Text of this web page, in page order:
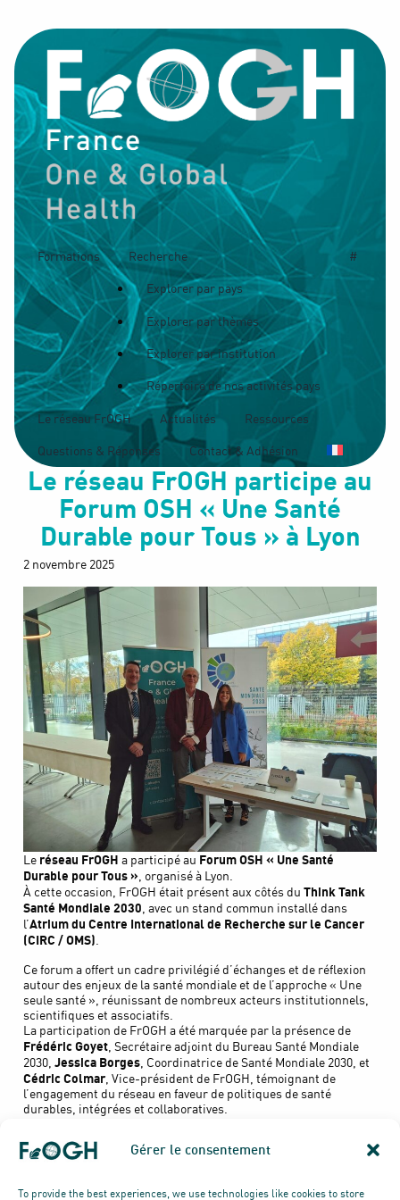
Gérer le consentement
To provide the best experiences, we use technologies like cookies to store
Formations Recherche
Explorer par pays
Explorer par thèmes
Explorer par institution
Répertoire de nos activités pays
#
Le réseau FrOGH Actualités Ressources
Questions & Réponses Contact & Adhésion
Le réseau FrOGH participe au
Forum OSH « Une Santé
Durable pour Tous » à Lyon
2 novembre 2025
Le réseau FrOGH a participé au Forum OSH « Une Santé
Durable pour Tous », organisé à Lyon.
À cette occasion, FrOGH était présent aux côtés du Think Tank
Santé Mondiale 2030, avec un stand commun installé dans
l’Atrium du Centre International de Recherche sur le Cancer
(CIRC / OMS).
Ce forum a offert un cadre privilégié d’échanges et de réflexion
autour des enjeux de la santé mondiale et de l’approche « Une
seule santé », réunissant de nombreux acteurs institutionnels,
scientifiques et associatifs.
La participation de FrOGH a été marquée par la présence de
Frédéric Goyet, Secrétaire adjoint du Bureau Santé Mondiale
2030, Jessica Borges, Coordinatrice de Santé Mondiale 2030, et
Cédric Colmar, Vice-président de FrOGH, témoignant de
l’engagement du réseau en faveur de politiques de santé
durables, intégrées et collaboratives.